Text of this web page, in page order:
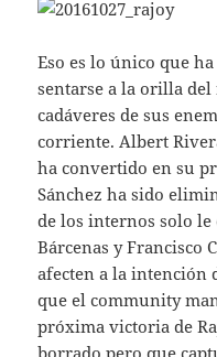
Eso es lo único que
sentarse a la orilla
cadáveres de sus
corriente. Albert
ha convertido en su
Sánchez ha sido
de los internos solo
Bárcenas y Francisco
afecten a la intención
que el community
próxima victoria de